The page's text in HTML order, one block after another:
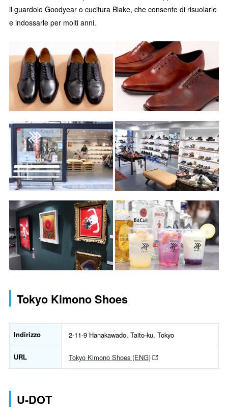
il guardolo Goodyear o cucitura Blake, che consente di risuolarle
e indossarle per molti anni.
Tokyo Kimono Shoes
Indirizzo 2-11-9 Hanakawado, Taito-ku, Tokyo
URL Tokyo Kimono Shoes (ENG)
U-DOT